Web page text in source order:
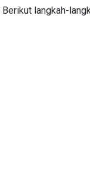
Berikut langkah-